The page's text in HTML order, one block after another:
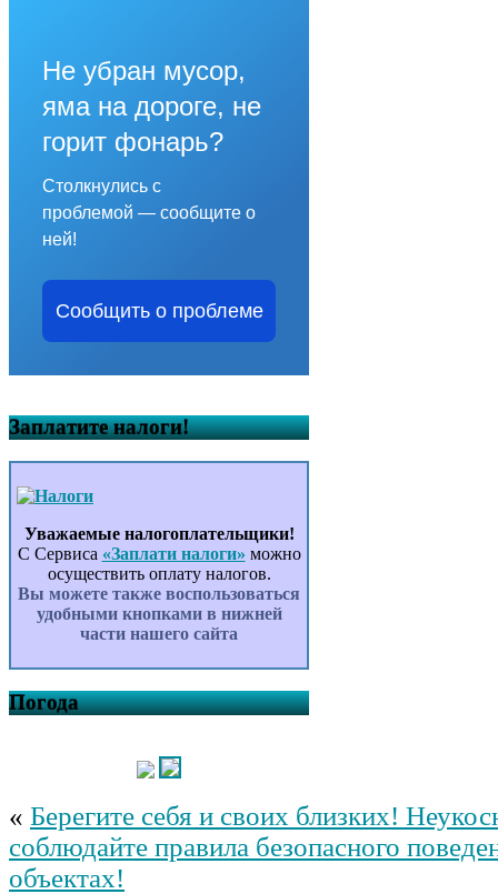
Не убран мусор,
яма на дороге, не
горит фонарь?
Столкнулись с
проблемой — сообщите о
ней!
Сообщить о проблеме
Заплатите налоги!
Уважаемые налогоплательщики!
С Сервиса «Заплати налоги» можно
осуществить оплату налогов.
Вы можете также воспользоваться
удобными кнопками в нижней
части нашего сайта
Погода
« Берегите себя и своих близких!
соблюдайте правила безопасного
объектах!